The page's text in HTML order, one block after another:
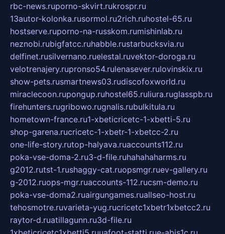
rbc-news.ruporno-skvirt.rukrospr.ru
13autor-kolonka.rusormol.ru2rich.ruhostel-65.ru
hostserve.ruporno-na-russkom.rumishinlab.ru
neznobi.rubigfatcc.ruhabble.rustarbucksvia.ru
delfinet.rusilvernano.ruelestal.ruvektor-doroga.ru
velotrenajery.rupronso54.rulenasever.rulovinskix.ru
show-pets.rusmartnews03.rudiscofoxworld.ru
miraclecoon.rupongup.ruhostel65.ruliura.ruglasspb.ru
firehunters.rugribowo.rugnalis.rubulkitula.ru
hometown-france.ru1-xbeticricetc-1-xbetti-5.ru
shop-garena.rucricetc-1-xbetr-1-xbetcc-2.ru
one-life-story.rutop-halyava.ruaccounts112.ru
poka-vse-doma-2.ru3-d-file.ruhahahaharms.ru
g2012.rutst-1.rushaggy-cat.ruopsmgr.ruev-gallery.ru
g-2012.ruops-mgr.ruaccounts-112.rucsm-demo.ru
poka-vse-doma2.ruairgungames.ruallseo-host.ru
tehosmotre.ruvarieta-yug.rucricetc1xbetr1xbetcc2.ru
raytor-d.ruatillagunn.ru3d-file.ru